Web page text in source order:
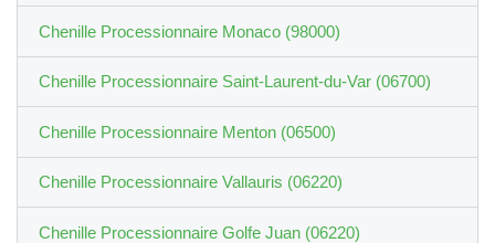
Chenille Processionnaire Monaco (98000)
Chenille Processionnaire Saint-Laurent-du-Var (06700)
Chenille Processionnaire Menton (06500)
Chenille Processionnaire Vallauris (06220)
Chenille Processionnaire Golfe Juan (06220)